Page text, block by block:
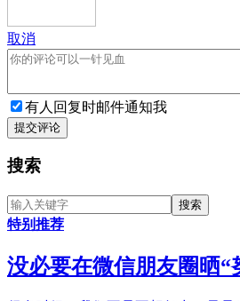
取消
有人回复时邮件通知我
提交评论
搜索
特别推荐
没必要在微信朋友圈晒“